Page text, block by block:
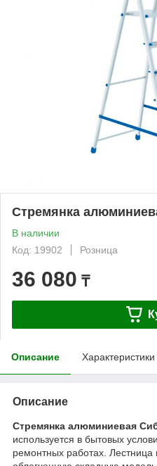
Стремянка
В наличии
Код: 19902
Розница
36 080 ₸
Описание Характеристики
Описание
Стремянка алюминиевая
используется в бытовых
ремонтных работах. Лестница